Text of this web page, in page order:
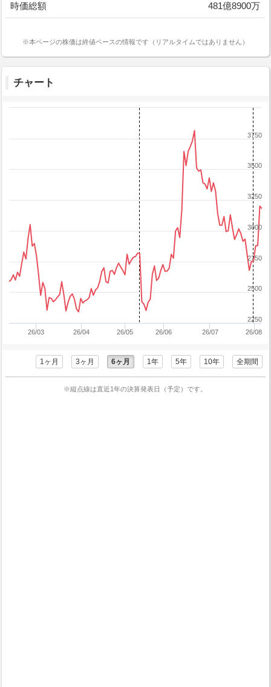
時価総額 481億8900万
※本ページの株価は終値ベースの情報です（リアルタイムではありません）
チャート
26/03 26/04 26/05 26/06 26/07 26/08
2250
2500
2750
3000
3250
3500
3750
1ヶ月 3ヶ月 6ヶ月 1年 5年 10年 全期間
※縦点線は直近1年の決算発表日（予定）です。